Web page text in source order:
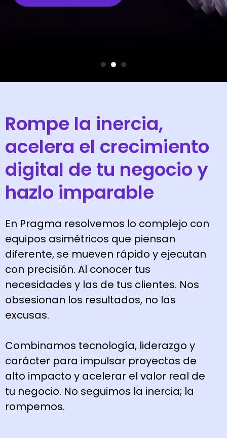
Rompe la inercia,
acelera el crecimiento
digital de tu negocio y
hazlo imparable
En Pragma resolvemos lo complejo con
equipos asimétricos que piensan
diferente, se mueven rápido y ejecutan
con precisión. Al conocer tus
necesidades y las de tus clientes. Nos
obsesionan los resultados, no las
excusas.
Combinamos tecnología, liderazgo y
carácter para impulsar proyectos de
alto impacto y acelerar el valor real de
tu negocio. No seguimos la inercia; la
rompemos.